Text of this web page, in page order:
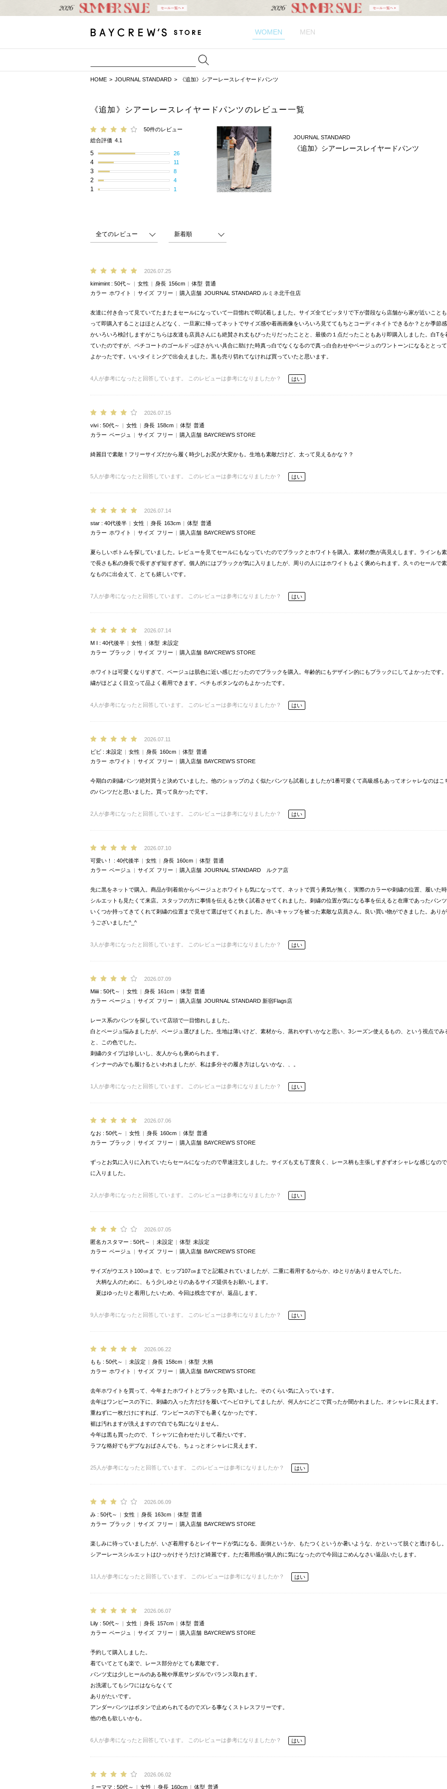
WOMEN MEN
HOME JOURNAL STANDARD 《追加》シアーレースレイヤードパンツ
《追加》シアーレースレイヤードパンツのレビュー一覧
50件のレビュー
総合評価 4.1
5 26
4 11
3 8
2 4
1 1
JOURNAL STANDARD
《追加》シアーレースレイヤードパンツ
2026.07.25
kimimint 50代～ 女性 身長 156cm 体型 普通
カラー ホワイト サイズ フリー 購入店舗 JOURNAL STANDARD ルミネ北千住店
友達に付き合って見ていてたまたまセールになっていて一目惚れで即試着しました。サイズ全てピッタリで下が普段なら店舗から家が近いこと
って即購入することはほとんどなく、一旦家に帰ってネットでサイズ感や着画画像をいろいろ見ててもちとコーディネイトできるか？とか季節
かいろいろ検討しますがこちらは友達も店員さんにも絶賛され丈もぴったりだったことと、最後の１点だったこともあり即購入しました。白Tを
ていたのですが、ペチコートのゴールドっぽさがいい具合に助けた時真っ白でなくなるので真っ白合わせやベージュのワントーンになるととっ
よかったです。いいタイミングで出会えました。黒も売り切れてなければ買っていたと思います。
4 人が参考になったと回答しています。 このレビューは参考になりましたか？ はい
2026.07.15
vivi 50代～ 女性 身長 158cm 体型 普通
カラー ベージュ サイズ フリー 購入店舗 BAYCREW’S STORE
綺麗目で素敵！フリーサイズだから履く時少しお尻が大変かも。生地も素敵だけど、太って見えるかな？？
5 人が参考になったと回答しています。 このレビューは参考になりましたか？ はい
2026.07.14
star 40代後半 女性 身長 163cm 体型 普通
カラー ホワイト サイズ フリー 購入店舗 BAYCREW’S STORE
夏らしいボトムを探していました。レビューを見てセールにもなっていたのでブラックとホワイトを購入。素材の艶が高見えします。ラインも
で長さも私の身長で長すぎず短すぎず。個人的にはブラックが気に入りましたが、周りの人にはホワイトもよく褒められます。久々のセールで
なものに出会えて、とても嬉しいです。
7 人が参考になったと回答しています。 このレビューは参考になりましたか？ はい
2026.07.14
M I 40代後半 女性 体型 未設定
カラー ブラック サイズ フリー 購入店舗 BAYCREW’S STORE
ホワイトは可愛くなりすぎて、ベージュは肌色に近い感じだったのでブラックを購入。年齢的にもデザイン的にもブラックにしてよかったです
繍がほどよく目立って品よく着用できます。ペチもボタンなのもよかったです。
4 人が参考になったと回答しています。 このレビューは参考になりましたか？ はい
2026.07.11
ビビ 未設定 女性 身長 160cm 体型 普通
カラー ホワイト サイズ フリー 購入店舗 BAYCREW’S STORE
今期白の刺繍パンツ絶対買うと決めていました。他のショップのよく似たパンツも試着しましたが1番可愛くて高級感もあってオシャレなのはこ
のパンツだと思いました。買って良かったです。
2 人が参考になったと回答しています。 このレビューは参考になりましたか？ はい
2026.07.10
可愛い！ 40代後半 女性 身長 160cm 体型 普通
カラー ベージュ サイズ フリー 購入店舗 JOURNAL STANDARD ルクア店
先に黒をネットで購入。商品が到着前からベージュとホワイトも気になってて、ネットで買う勇気が無く、実際のカラーや刺繍の位置、履いた
シルエットも見たくて来店。スタッフの方に事情を伝えると快く試着させてくれました。刺繍の位置が気になる事を伝えると在庫であったパン
いくつか持ってきてくれて刺繍の位置まで見せて選ばせてくれました。赤いキャップを被った素敵な店員さん。良い買い物ができました。あり
うございました^_^
3 人が参考になったと回答しています。 このレビューは参考になりましたか？ はい
2026.07.09
Miiii 50代～ 女性 身長 161cm 体型 普通
カラー ベージュ サイズ フリー 購入店舗 JOURNAL STANDARD 新宿Flags店
レース系のパンツを探していて店頭で一目惚れしました。
白とベージュ悩みましたが、ベージュ選びました。生地は薄いけど、素材から、蒸れやすいかなと思い、3シーズン使えるもの、という視点でみ
と、この色でした。
刺繍のタイプは珍しいし、友人からも褒められます。
インナーのみでも履けるといわれましたが、私は多分その履き方はしないかな、、。
1 人が参考になったと回答しています。 このレビューは参考になりましたか？ はい
2026.07.06
なお 50代～ 女性 身長 160cm 体型 普通
カラー ブラック サイズ フリー 購入店舗 BAYCREW’S STORE
ずっとお気に入りに入れていたらセールになったので早速注文しました。サイズも丈も丁度良く、レース柄も主張しすぎずオシャレな感じなの
に入りました。
2 人が参考になったと回答しています。 このレビューは参考になりましたか？ はい
2026.07.05
匿名カスタマー 50代～ 未設定 体型 未設定
カラー ベージュ サイズ フリー 購入店舗 BAYCREW’S STORE
サイズがウエスト100㎝まで、ヒップ107㎝までと記載されていましたが、二重に着用するからか、ゆとりがありませんでした。
大柄な人のために、もう少しゆとりのあるサイズ提供をお願いします。
夏はゆったりと着用したいため、今回は残念ですが、返品します。
9 人が参考になったと回答しています。 このレビューは参考になりましたか？ はい
2026.06.22
もも 50代～ 未設定 身長 158cm 体型 大柄
カラー ホワイト サイズ フリー 購入店舗 BAYCREW’S STORE
去年ホワイトを買って、今年またホワイトとブラックを買いました。そのくらい気に入っています。
去年はワンピースの下に、刺繍の入った方だけを履いてヘビロテしてましたが、何人かにどこで買ったか聞かれました。オシャレに見えます。
重ねずに一枚だけにすれば、ワンピースの下でも暑くなかったです。
裾は汚れますが洗えますので白でも気になりません。
今年は黒も買ったので、Ｔシャツに合わせたりして着たいです。
ラフな格好でもデブなおばさんでも、ちょっとオシャレに見えます。
25 人が参考になったと回答しています。 このレビューは参考になりましたか？ はい
2026.06.09
み 50代～ 女性 身長 163cm 体型 普通
カラー ブラック サイズ フリー 購入店舗 BAYCREW’S STORE
楽しみに待っていましたが、いざ着用するとレイヤードが気になる。面倒というか、もたつくというか暑いような、かといって脱ぐと透けるし。
シアーレースシルエットはひっかけそうだけど綺麗です。ただ着用感が個人的に気になったので今回はごめんなさい返品いたします。
11 人が参考になったと回答しています。 このレビューは参考になりましたか？ はい
2026.06.07
Lily 50代～ 女性 身長 157cm 体型 普通
カラー ベージュ サイズ フリー 購入店舗 BAYCREW’S STORE
予約して購入しました。
着ていてとても楽で、レース部分がとても素敵です。
パンツ丈は少しヒールのある靴や厚底サンダルでバランス取れます。
お洗濯してもシワにはならなくて
ありがたいです。
アンダーパンツはボタンで止められてるのでズレる事なくストレスフリーです。
他の色も欲しいかも。
6 人が参考になったと回答しています。 このレビューは参考になりましたか？ はい
2026.06.02
ミーママ 50代～ 女性 身長 160cm 体型 普通